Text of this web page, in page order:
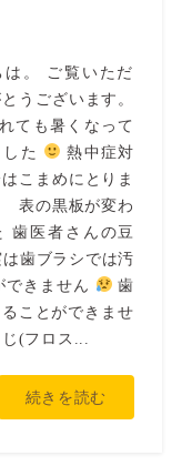
は。 ご覧いただ
うございます。
ても暑くなって
た
熱中症対
こまめにとりま
表の黒板が変わ
歯医者さんの豆
歯ブラシでは汚
できません
歯
ことができませ
(フロス...
続きを読む